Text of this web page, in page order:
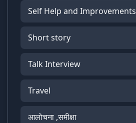
Self Help and Improvements
Short story
Talk Interview
Travel
आलोचना ,समीक्षा